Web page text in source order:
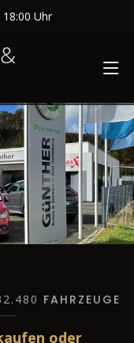
Uhr
FAHRZEUGE
oder